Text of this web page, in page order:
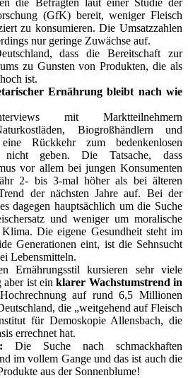
(GfK) bereit, weniger Fleisch
zu konsumieren. Die Umsatzzahlen
nur geringe Zuwächse auf.
dass die Bereitschaft zur
zu Gunsten von Produkten, die als
ist.
Ernährung bleibt nach wie
mit Marktteilnehmern
Biogroßhändlern und
Rückkehr zum bedenkenlosen
nicht geben. Die Tatsache, dass
vor allem bei jungen Konsumenten
2- bis 3-mal höher als bei älteren
der nächsten Jahre auf. Bei der
dagegen hauptsächlich um die Suche
und weniger um moralische
Die eigene Gesundheit steht im
Generationen eint, ist die Sehnsucht
Lebensmitteln.
Ernährungsstil kursieren sehr viele
aber ist einklarer Wachstumstrend in
auf rund 6,5 Millionen
die „weitgehend auf Fleisch
für Demoskopie Allensbach, die
errechnet hat.
Die Suche nach schmackhaften
im vollem Gange und das ist auch die
aus der Sonnenblume!